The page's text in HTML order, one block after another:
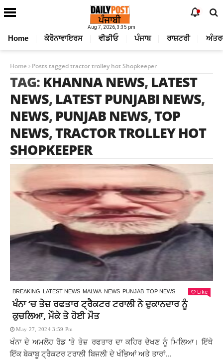
Aug 7, 2026, 3:35 pm
Home ਕੋਰੋਨਾਵਾਇਰਸ ਵੀਡੀਓ ਪੰਜਾਬ ਰਾਸ਼ਟਰੀ
Home Posts tagged tractor trolley hot Shopkeeper
TAG: KHANNA NEWS, LATEST
NEWS, LATEST PUNJABI NEWS,
NEWS, PUNJAB NEWS,TOP
NEWS,TRACTOR TROLLEY HOT
SHOPKEEPER
BREAKING LATEST NEWS MALWA NEWS PUNJAB TOP NEWS Like
ਖੰਨਾ ‘ਚ ਤੇਜ਼ ਰਫਤਾਰ ਟ੍ਰੈਕਟਰ ਟਰਾਲੀ ਨੇ ਦੁਕਾਨਦਾਰ ਨੂੰ
ਕੁਚਲਿਆ, ਮੌਕੇ ਤੇ ਹੋਈ ਮੌਤ
May 27, 2024 3:59 Pm
ਖੰਨਾ ਦੇ ਅਮਲੋਹ ਰੋਡ ‘ਤੇ ਤੇਜ਼ ਰਫਤਾਰ ਦਾ ਕਹਿਰ ਦੇਖਣ ਨੂੰ ਮਿਲਿਆ। ਇੱਥੇ
ਇੱਕ ਬੇਕਾਬੂ ਟ੍ਰੈਕਟਰ ਟਰਾਲੀ ਬਿਜਲੀ ਦੇ ਖੰਭਿਆਂ ਅਤੇ ਤਾਰਾਂ...